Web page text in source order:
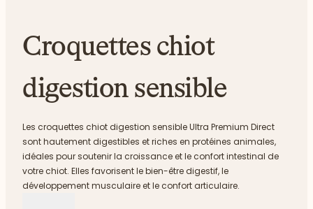
Croquettes chiot
digestion sensible
Les croquettes chiot digestion sensible Ultra Premium Direct
sont hautement digestibles et riches en protéines animales,
idéales pour soutenir la croissance et le confort intestinal de
votre chiot. Elles favorisent le bien-être digestif, le
développement musculaire et le confort articulaire.